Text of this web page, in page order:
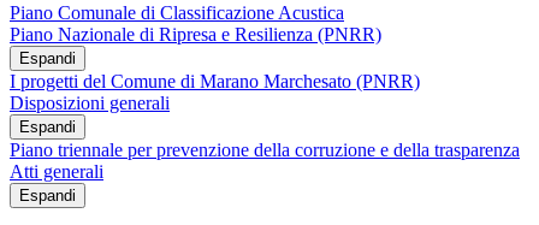
Piano Comunale di Classificazione Acustica
Piano Nazionale di Ripresa e Resilienza (PNRR)
Espandi
I progetti del Comune di Marano Marchesato (PNRR)
Disposizioni generali
Espandi
Piano triennale per prevenzione della corruzione e della trasparenza
Atti generali
Espandi